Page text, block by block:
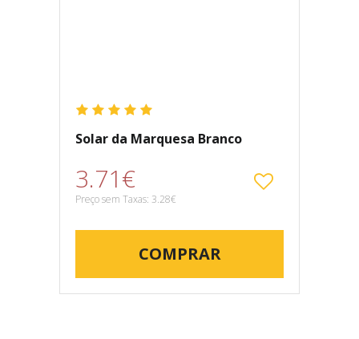
Solar da Marquesa Branco
3.71€
Preço sem Taxas: 3.28€
COMPRAR